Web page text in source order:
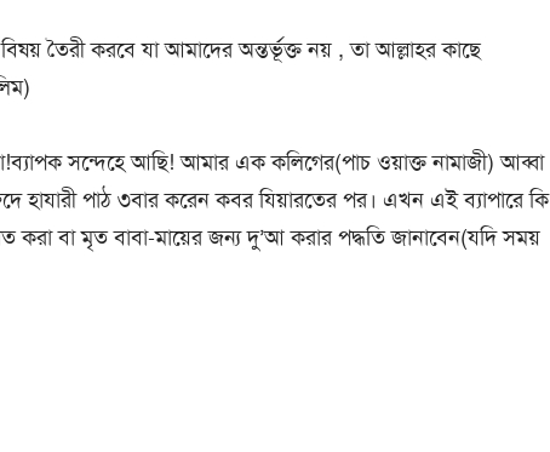
তৈরী করবে যা আমাদের অন্তর্ভূক্ত নয় , তা আল্লাহর কাছে
সন্দেহে আছি! আমার এক কলিগের(পাচ ওয়াক্ত নামাজী) আব্বা
হাযারী পাঠ ৩বার করেন কবর যিয়ারতের পর। এখন এই ব্যাপারে কি
করা বা মৃত বাবা-মায়ের জন্য দু’আ করার পদ্ধতি জানাবেন(যদি সময়